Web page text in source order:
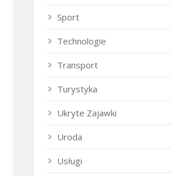
Sport
Technologie
Transport
Turystyka
Ukryte Zajawki
Uroda
Usługi